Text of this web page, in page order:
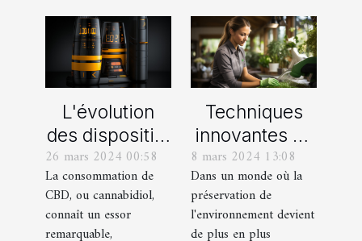
L'évolution
des dispositifs
de vapotage
pour le CBD :
innovations et
perspectives
26 mars 2024 00:58
La consommation de
CBD, ou cannabidiol,
connaît un essor
remarquable,
Techniques
innovantes de
nettoyage
écologique
pour les
professionnels
8 mars 2024 13:08
Dans un monde où la
préservation de
l'environnement devient
de plus en plus